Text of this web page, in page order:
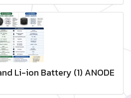
Li-ion Battery (1) ANODE